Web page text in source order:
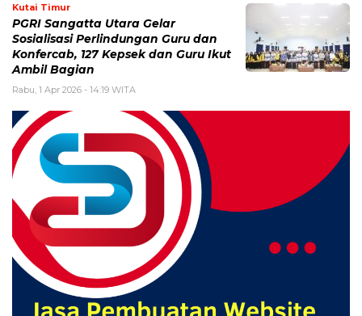
Kutai Timur
PGRI Sangatta Utara Gelar
Sosialisasi Perlindungan Guru dan
Konfercab, 127 Kepsek dan Guru Ikut
Ambil Bagian
Rabu, 1 Apr 2026 - 14:19 WITA